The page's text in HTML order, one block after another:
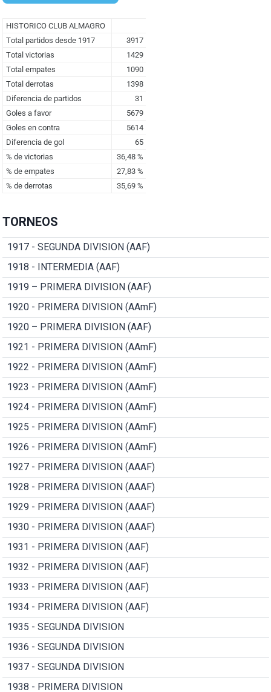
TORNEOS
1917 - SEGUNDA DIVISION (AAF)
1918 - INTERMEDIA (AAF)
1919 – PRIMERA DIVISION (AAF)
1920 - PRIMERA DIVISION (AAmF)
1920 – PRIMERA DIVISION (AAF)
1921 - PRIMERA DIVISION (AAmF)
1922 - PRIMERA DIVISION (AAmF)
1923 - PRIMERA DIVISION (AAmF)
1924 - PRIMERA DIVISION (AAmF)
1925 - PRIMERA DIVISION (AAmF)
1926 - PRIMERA DIVISION (AAmF)
1927 - PRIMERA DIVISION (AAAF)
1928 - PRIMERA DIVISION (AAAF)
1929 - PRIMERA DIVISION (AAAF)
1930 - PRIMERA DIVISION (AAAF)
1931 - PRIMERA DIVISION (AAF)
1932 - PRIMERA DIVISION (AAF)
1933 - PRIMERA DIVISION (AAF)
1934 - PRIMERA DIVISION (AAF)
1935 - SEGUNDA DIVISION
1936 - SEGUNDA DIVISION
1937 - SEGUNDA DIVISION
1938 - PRIMERA DIVISION